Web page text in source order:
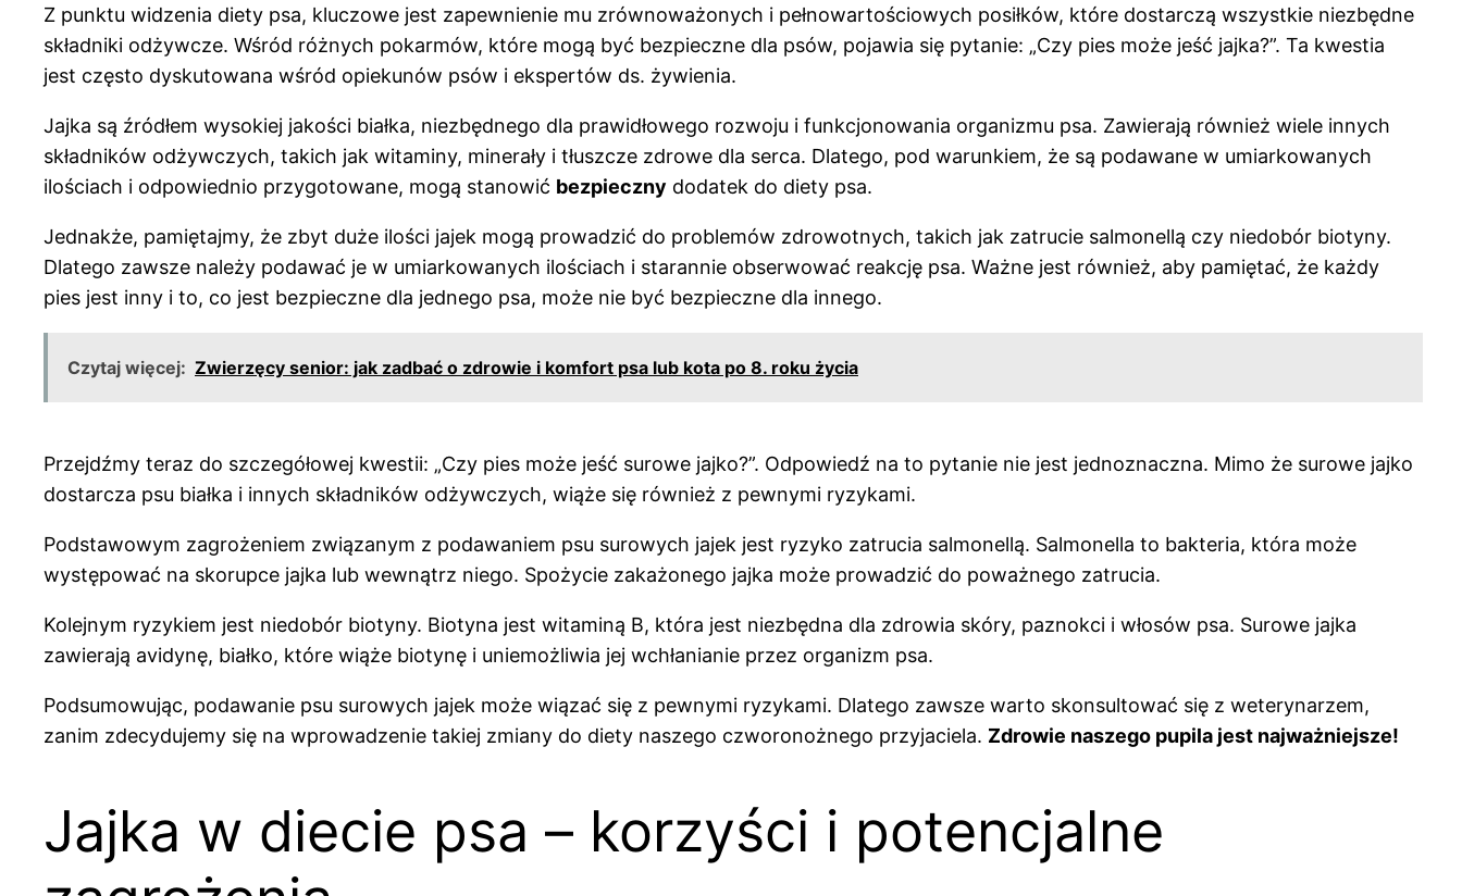
Z punktu widzenia diety psa, kluczowe jest zapewnienie mu zrównoważonych i pełnowartościowych posiłków, które dostarczą wszystkie niezbędne
składniki odżywcze. Wśród różnych pokarmów, które mogą być bezpieczne dla psów, pojawia się pytanie: „Czy pies może jeść jajka?”. Ta kwestia
jest często dyskutowana wśród opiekunów psów i ekspertów ds. żywienia.
Jajka są źródłem wysokiej jakości białka, niezbędnego dla prawidłowego rozwoju i funkcjonowania organizmu psa. Zawierają również wiele innych
składników odżywczych, takich jak witaminy, minerały i tłuszcze zdrowe dla serca. Dlatego, pod warunkiem, że są podawane w umiarkowanych
ilościach i odpowiednio przygotowane, mogą stanowić bezpieczny dodatek do diety psa.
Jednakże, pamiętajmy, że zbyt duże ilości jajek mogą prowadzić do problemów zdrowotnych, takich jak zatrucie salmonellą czy niedobór biotyny.
Dlatego zawsze należy podawać je w umiarkowanych ilościach i starannie obserwować reakcję psa. Ważne jest również, aby pamiętać, że każdy
pies jest inny i to, co jest bezpieczne dla jednego psa, może nie być bezpieczne dla innego.
Czytaj więcej: Zwierzęcy senior: jak zadbać o zdrowie i komfort psa lub kota po 8. roku życia
Przejdźmy teraz do szczegółowej kwestii: „Czy pies może jeść surowe jajko?”. Odpowiedź na to pytanie nie jest jednoznaczna. Mimo że surowe jajko
dostarcza psu białka i innych składników odżywczych, wiąże się również z pewnymi ryzykami.
Podstawowym zagrożeniem związanym z podawaniem psu surowych jajek jest ryzyko zatrucia salmonellą. Salmonella to bakteria, która może
występować na skorupce jajka lub wewnątrz niego. Spożycie zakażonego jajka może prowadzić do poważnego zatrucia.
Kolejnym ryzykiem jest niedobór biotyny. Biotyna jest witaminą B, która jest niezbędna dla zdrowia skóry, paznokci i włosów psa. Surowe jajka
zawierają avidynę, białko, które wiąże biotynę i uniemożliwia jej wchłanianie przez organizm psa.
Podsumowując, podawanie psu surowych jajek może wiązać się z pewnymi ryzykami. Dlatego zawsze warto skonsultować się z weterynarzem,
zanim zdecydujemy się na wprowadzenie takiej zmiany do diety naszego czworonożnego przyjaciela. Zdrowie naszego pupila jest najważniejsze!
Jajka w diecie psa – korzyści i potencjalne